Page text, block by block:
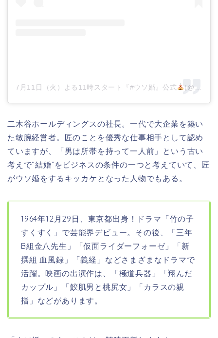
7月11日（火）よる11時スタート『#ウソ婚』公式 (@kadora_11j)がシェアした投稿
二木谷ホールディングスの社長。一代で大企業を築い
た敏腕経営者。匠のことを優秀な仕事相手として認め
ていますが、「男は所帯を持って一人前」という古い
考えで“結婚”をビジネスの条件の一つと考えていて、匠
がウソ婚をするキッカケとなった人物でもある。
1964年12月29日、東京都出身！ ドラマ「竹の子
すくすく」で芸能界デビュー。その後、「三年
B組金八先生」「仮面ライダーフォーゼ」「新
撰組 血風録」「義経」などさまざまなドラマで
活躍。映画の出演作は、「極道兵器」「翔んだ
カップル」「鮫肌男と桃尻女」「カラスの親
指」などがあります。